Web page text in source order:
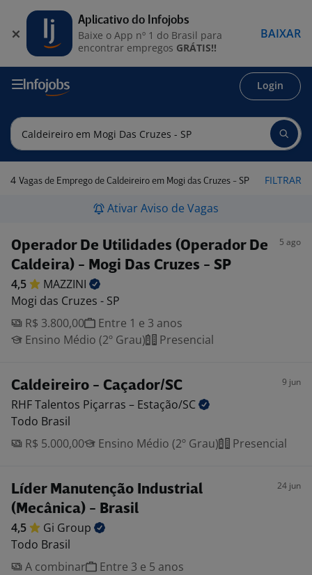
Login
4 Vagas de Emprego de Caldeireiro em Mogi das Cruzes - SP FILTRAR
Ativar Aviso de Vagas
Operador De Utilidades (Operador De
Caldeira) - Mogi Das Cruzes - SP
5 ago
4,5
MAZZINI
Mogi das Cruzes - SP
R$ 3.800,00
Entre 1 e 3 anos
Ensino Médio (2º Grau)
Presencial
Caldeireiro - Caçador/SC 9 jun
RHF Talentos Piçarras – Estação/SC
Todo Brasil
R$ 5.000,00
Ensino Médio (2º Grau) Presencial
Líder Manutenção Industrial
(Mecânica) - Brasil
24 jun
4,5 Gi Group
Todo Brasil
A combinar
Entre 3 e 5 anos
Aplicativo do Infojobs
Baixe o App nº 1 do Brasil para
encontrar empregos GRÁTIS!!
BAIXAR